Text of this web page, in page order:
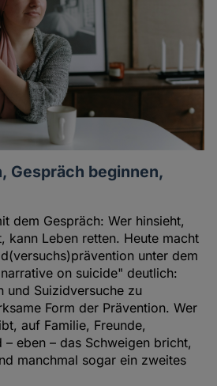
Gespräch beginnen,
dem Gespräch: Wer hinsieht,
kann Leben retten. Heute macht
unter dem
on suicide" deutlich:
und Suizidversuche zu
Form der Prävention. Wer
auf Familie, Freunde,
– eben – das Schweigen bricht,
manchmal sogar ein zweites